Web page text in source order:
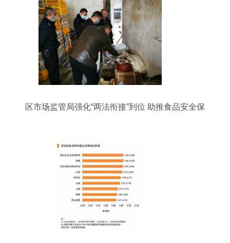
区市场监管局强化“两法衔接”到位 助推食品安全保